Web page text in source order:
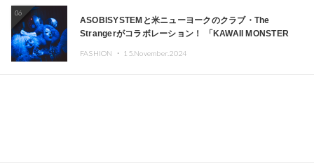
06
ASOBISYSTEMと米ニューヨークのクラブ・The
Strangerがコラボレーション！ 「KAWAII MONSTER
FASHION ・ 15.November.2024